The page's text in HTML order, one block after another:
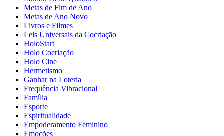
Metas de Fim de Ano
Metas de Ano Novo
Livros e Filmes
Leis Universais da Cocriação
HoloStart
Holo Cocriação
Holo Cine
Hermetismo
Ganhar na Loteria
Frequência Vibracional
Família
Esporte
Espiritualidade
Empoderamento Feminino
Emoções